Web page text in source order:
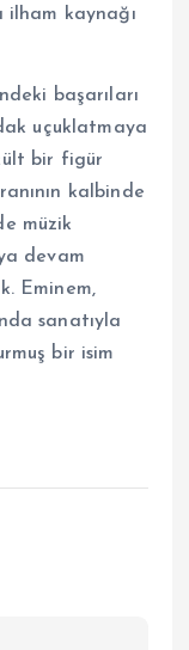
ilham kaynağı
başarıları
uçuklatmaya
bir figür
kalbinde
müzik
devam
Eminem,
sanatıyla
bir isim